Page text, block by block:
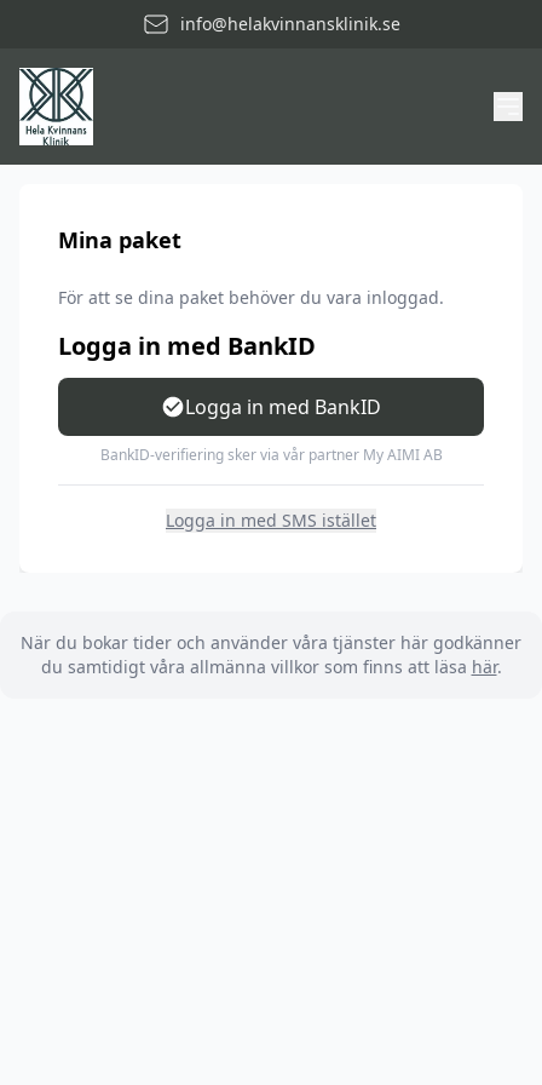
info@helakvinnansklinik.se
Mina paket
För att se dina paket behöver du vara inloggad.
Logga in med BankID
Logga in med BankID
BankID-verifiering sker via vår partner My AIMI AB
Logga in med SMS istället
När du bokar tider och använder våra tjänster här godkänner
du samtidigt våra allmänna villkor som finns att läsa här.